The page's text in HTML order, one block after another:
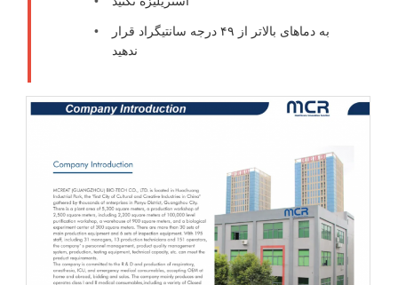
به دماهای بالاتر از ۴۹ درجه سانتیگراد قرار
ندهید